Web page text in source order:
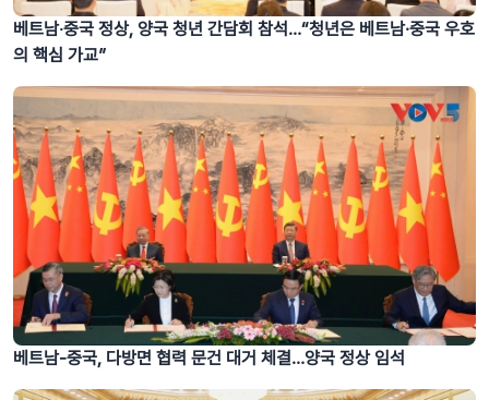
베트남‧중국 정상, 양국 청년 간담회 참석…“청년은 베트남·중국 우호
의 핵심 가교”
베트남-중국, 다방면 협력 문건 대거 체결…양국 정상 임석